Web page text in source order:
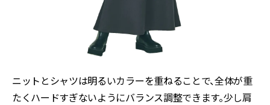
ニットとシャツは明るいカラーを重ねることで、全体が重
たくハードすぎないようにバランス調整できます。少し肩